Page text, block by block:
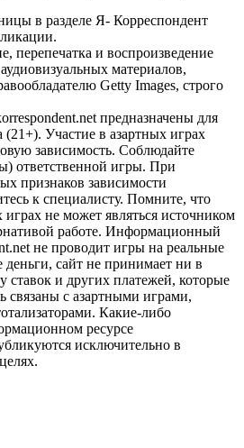
в разделе Я- Корреспондент
перепечатка и воспроизведение
материалов,
Getty Images, строго
предназначены для
(21+). Участие в азартных играх
зависимость. Соблюдайте
ответственной игры. При
признаков зависимости
к специалисту. Помните, что
играх не может являться источником
работе. Информационный
не проводит игры на реальные
сайт не принимает ни в
ставок и других платежей, которые
связаны с азартными играми,
Какие-либо
ресурсе
исключительно в